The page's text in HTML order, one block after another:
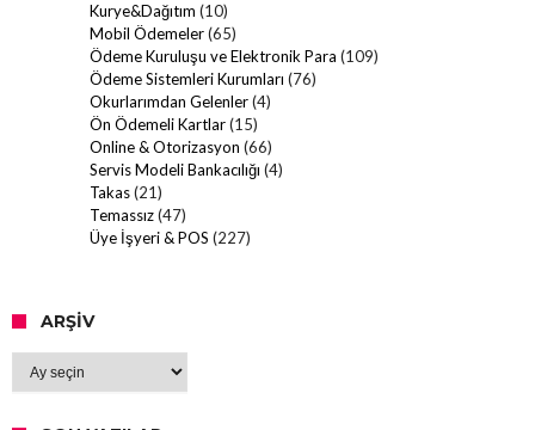
Kurye&Dağıtım (10)
Mobil Ödemeler(65)
Ödeme Kuruluşu ve Elektronik Para (109)
Ödeme Sistemleri Kurumları (76)
Okurlarımdan Gelenler(4)
Ön Ödemeli Kartlar(15)
Online & Otorizasyon (66)
Servis Modeli Bankacılığı (4)
Takas(21)
Temassız(47)
Üye İşyeri & POS (227)
ARŞIV
Arşiv